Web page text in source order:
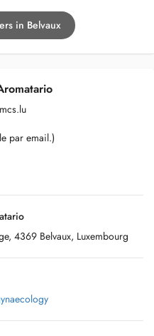
in Belvaux
par email.)
dans notre nouveau local au
4369 Belvaux, Luxembourg